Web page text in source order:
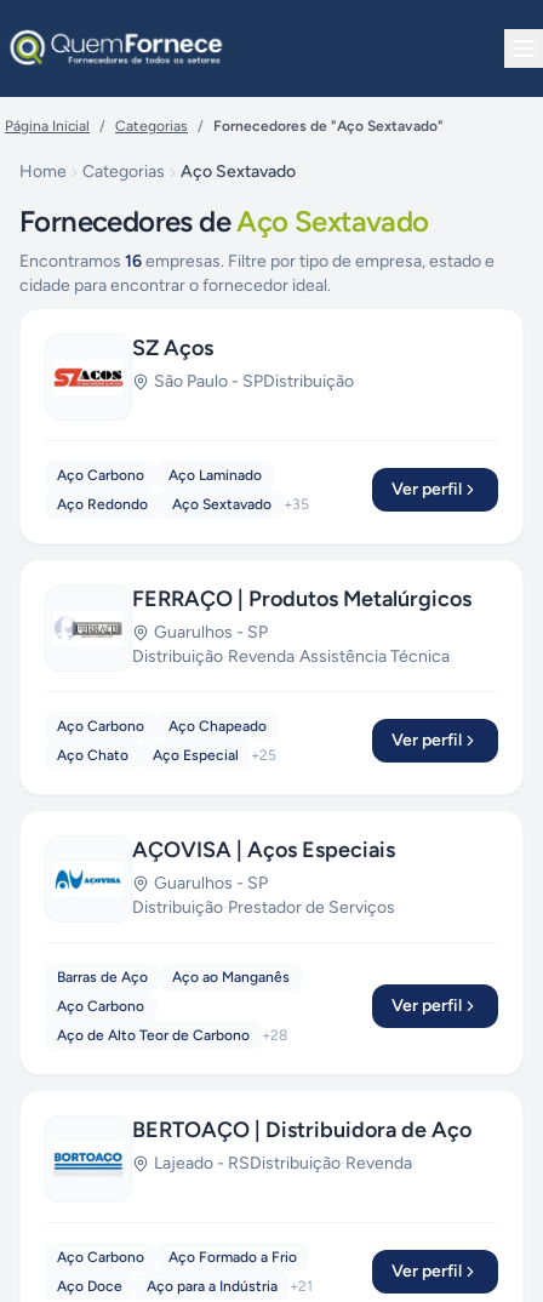
Página Inicial / Categorias / Fornecedores de "Aço Sextavado"
Home Categorias Aço Sextavado
Fornecedores deAço Sextavado
Encontramos 16empresas. Filtre por tipo de empresa, estado e
cidade para encontrar o fornecedor ideal.
SZ Aços
São Paulo - SPDistribuição
Aço Carbono
Aço Laminado
Aço Redondo
Aço Sextavado +35
Ver perfil
FERRAÇO | Produtos Metalúrgicos
Guarulhos - SP
Distribuição·Revenda·Assistência Técnica
Aço Carbono
Aço Chapeado
Aço Chato
Aço Especial +25
Ver perfil
AÇOVISA | Aços Especiais
Guarulhos - SP
Distribuição·Prestador de Serviços
Barras de Aço
Aço ao Manganês
Aço Carbono
Aço de Alto Teor de Carbono
+28
Ver perfil
BERTOAÇO | Distribuidora de Aço
Lajeado - RSDistribuição·Revenda
Aço Carbono
Aço Formado a Frio
Aço Doce
Aço para a Indústria +21
Ver perfil